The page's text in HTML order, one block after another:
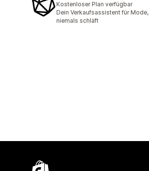
Kostenloser Plan verfügbar
Dein Verkaufsassistent für
niemals schläft